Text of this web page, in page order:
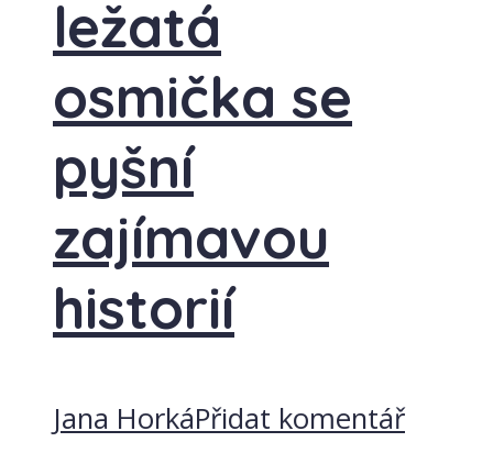
ležatá
osmička se
pyšní
zajímavou
historií
Jana HorkáPřidat komentář